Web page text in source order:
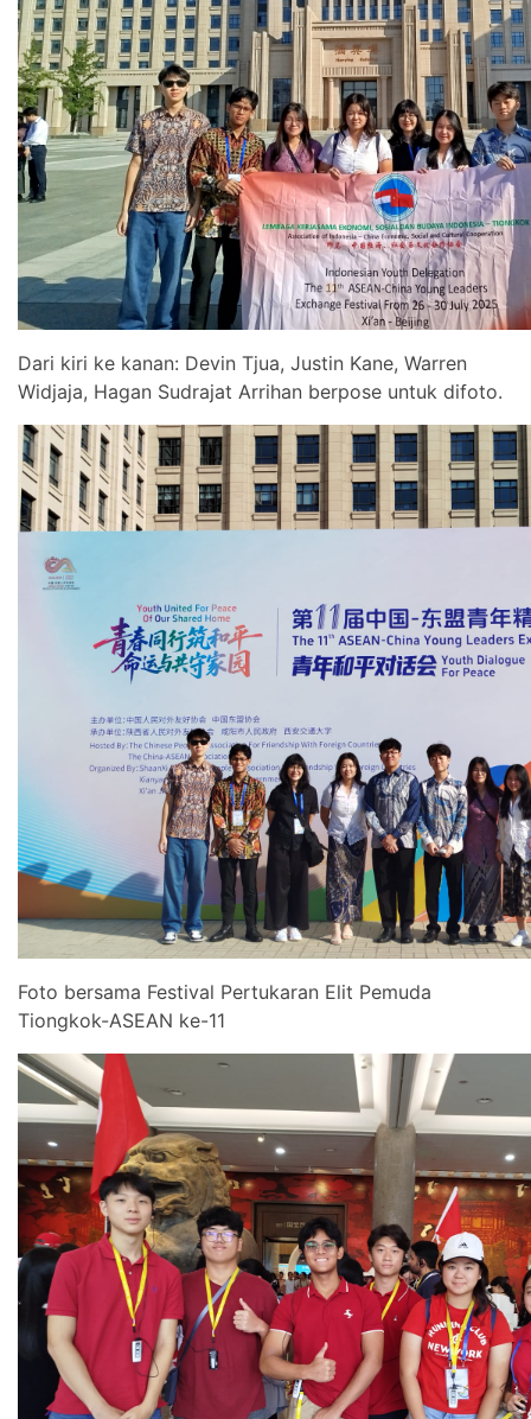
Dari kiri ke kanan: Devin Tjua, Justin Kane, Warren
Widjaja, Hagan Sudrajat Arrihan berpose untuk difoto.
Foto bersama Festival Pertukaran Elit Pemuda
Tiongkok-ASEAN ke-11